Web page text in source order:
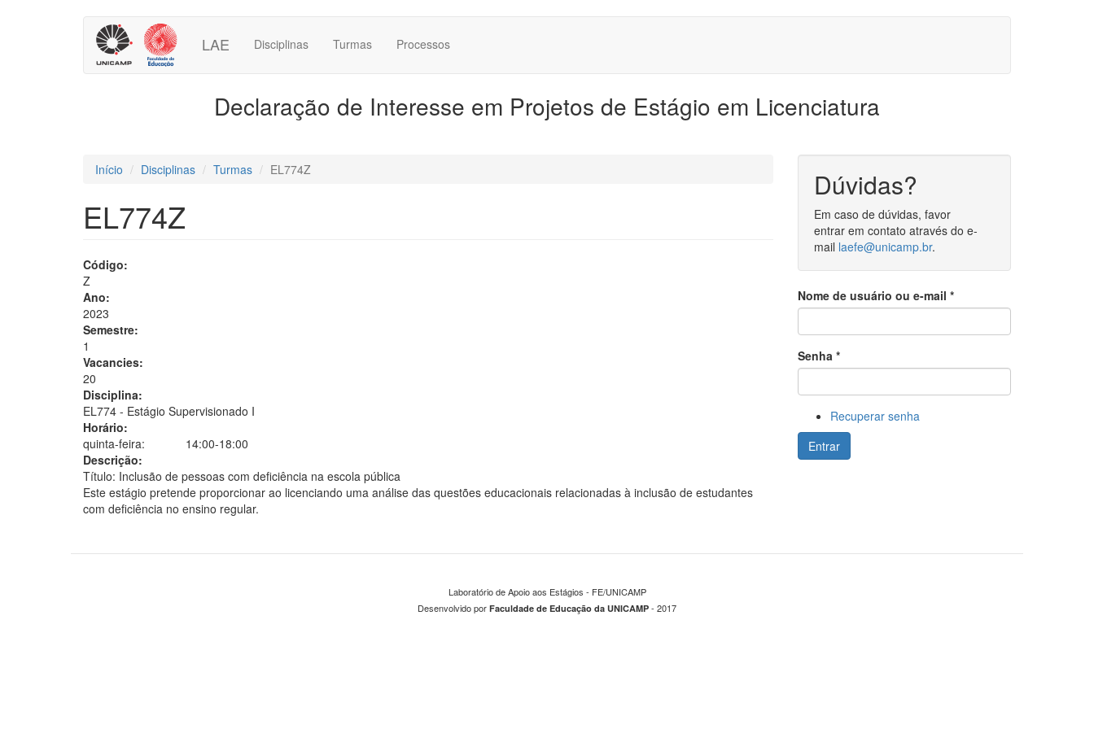
LAE Disciplinas Turmas Processos
Declaração de Interesse em Projetos de Estágio em Licenciatura
Início Disciplinas Turmas EL774Z
EL774Z
Código:
Z
Ano:
2023
Semestre:
1
Vacancies:
20
Disciplina:
EL774 - Estágio Supervisionado I
Horário:
quinta-feira:
14:00-18:00
Descrição:
Título: Inclusão de pessoas com deficiência na escola pública
Este estágio pretende proporcionar ao licenciando uma análise das questões educacionais relacionadas à inclusão de estudantes
com deficiência no ensino regular.
Dúvidas?
Em caso de dúvidas, favor
entrar em contato através do e-
mail laefe@unicamp.br.
Nome de usuário ou e-mail *
Senha *
Recuperar senha
Entrar
Laboratório de Apoio aos Estágios - FE/UNICAMP
Desenvolvido por Faculdade de Educação da UNICAMP - 2017